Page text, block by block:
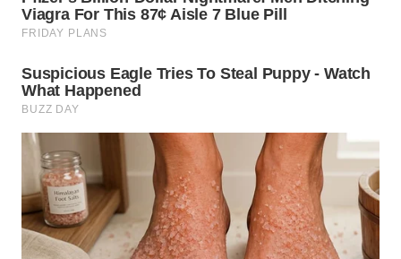
WN
WN
WN
KUNINGAN
WN